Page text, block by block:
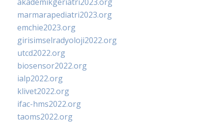
marmarapediatri2023.org
emchie2023.org
girisimselradyoloji2022.org
utcd2022.org
biosensor2022.org
ialp2022.org
klivet2022.org
ifac-hms2022.org
taoms2022.org